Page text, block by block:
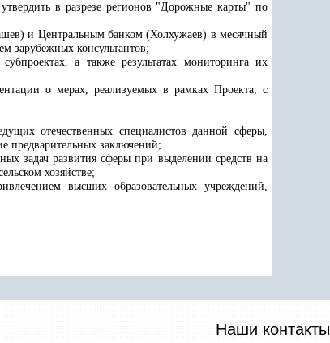
в разрезе регионов "Дорожные карты" по
и Центральным банком (Холхужаев) в месячный
зарубежных консультантов;
а также результатах мониторинга их
о мерах, реализуемых в рамках Проекта, с
отечественных специалистов данной сферы,
предварительных заключений;
задач развития сферы при выделении средств на
хозяйстве;
высших образовательных учреждений,
Наши контакты